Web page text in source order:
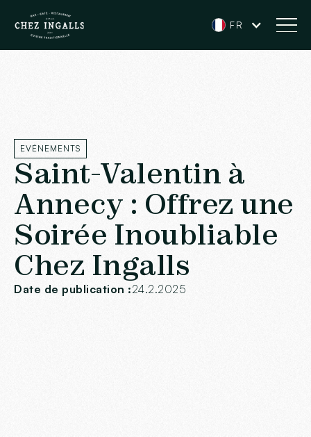
FR
EVÉNEMENTS
Saint-Valentin à
Annecy : Offrez une
Soirée Inoubliable
Chez Ingalls
Date de publication :24.2.2025